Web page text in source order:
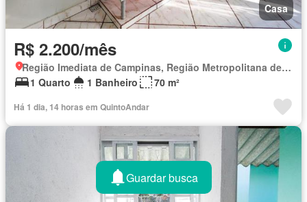
Casa
R$ 2.200/mês
Região Imediata de Campinas, Região Metropolitana de Campinas
1 Quarto
1 Banheiro 70 m²
Há 1 dia, 14 horas em QuintoAndar
Guardar busca